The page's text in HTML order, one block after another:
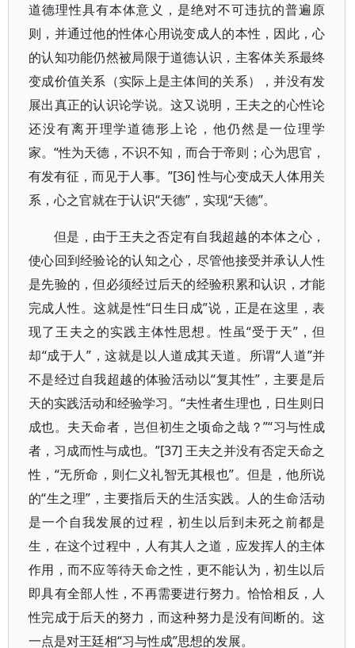
道德理性具有本体意义，是绝对不可违抗的普遍原
则，并通过他的性体心用说变成人的本性，因此，心
的认知功能仍然被局限于道德认识，主客体关系最终
变成价值关系（实际上是主体间的关系），并没有发
展出真正的认识论学说。这又说明，王夫之的心性论
还没有离开理学道德形上论，他仍然是一位理学
家。“性为天德，不识不知，而合于帝则；心为思官，
有发有征，而见于人事。”[36] 性与心变成天人体用关
系，心之官就在于认识“天德”，实现“天德”。
但是，由于王夫之否定有自我超越的本体之心，
使心回到经验论的认知之心，尽管他接受并承认人性
是先验的，但必须经过后天的经验积累和认识，才能
完成人性。这就是性“日生日成”说，正是在这里，表
现了王夫之的实践主体性思想。性虽“受于天”，但
却“成于人”，这就是以人道成其天道。所谓“人道”并
不是经过自我超越的体验活动以“复其性”，主要是后
天的实践活动和经验学习。“夫性者生理也，日生则日
成也。夫天命者，岂但初生之顷命之哉？”“习与性成
者，习成而性与成也。”[37] 王夫之并没有否定天命之
性，“无所命，则仁义礼智无其根也”。但是，他所说
的“生之理”，主要指后天的生活实践。人的生命活动
是一个自我发展的过程，初生以后到未死之前都是
生，在这个过程中，人有其人之道，应发挥人的主体
作用，而不应等待天命之性，更不能认为，初生以后
即具有全部人性，不再需要进行努力。恰恰相反，人
性完成于后天的努力，而这种努力是没有间断的。这
一点是对王廷相“习与性成”思想的发展。